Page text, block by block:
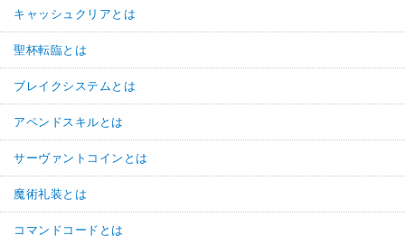
キャッシュクリアとは
聖杯転臨とは
ブレイクシステムとは
アペンドスキルとは
サーヴァントコインとは
魔術礼装とは
コマンドコードとは